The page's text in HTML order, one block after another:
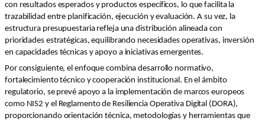
con resultados esperados y productos específicos, lo que facilita la
trazabilidad entre planificación, ejecución y evaluación. A su vez, la
estructura presupuestaria refleja una distribución alineada con
prioridades estratégicas, equilibrando necesidades operativas, inversión
en capacidades técnicas y apoyo a iniciativas emergentes.
Por consiguiente, el enfoque combina desarrollo normativo,
fortalecimiento técnico y cooperación institucional. En el ámbito
regulatorio, se prevé apoyo a la implementación de marcos europeos
como NIS2 y el Reglamento de Resiliencia Operativa Digital (DORA),
proporcionando orientación técnica, metodologías y herramientas que